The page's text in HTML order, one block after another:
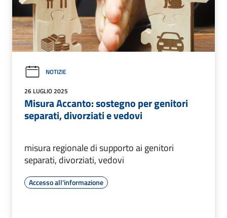
NOTIZIE
26 LUGLIO 2025
Misura Accanto: sostegno per genitori
separati, divorziati e vedovi
misura regionale di supporto ai genitori
separati, divorziati, vedovi
Accesso all'informazione